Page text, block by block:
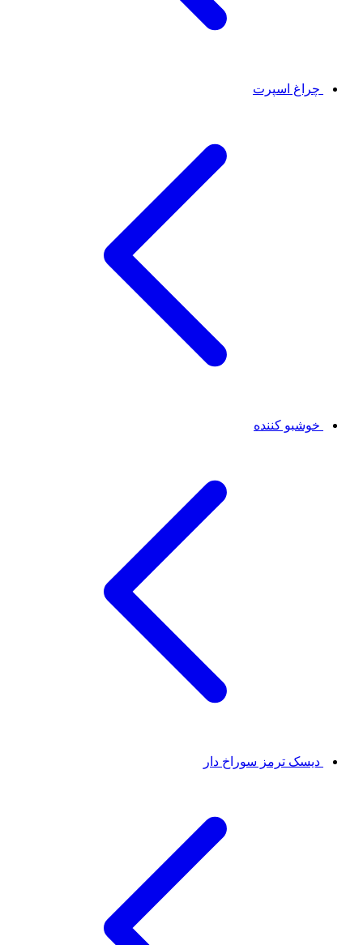
چراغ اسپرت
خوشبو کننده
دیسک ترمز سوراخ دار